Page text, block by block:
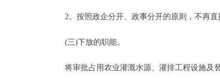
2。按照政企分开、政事分开的原则，不再直
(三)下放的职能。
将审批占用农业灌溉水源、灌排工程设施及替